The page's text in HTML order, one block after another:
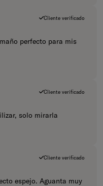
Cliente verificado
perfecto para mis
Cliente verificado
solo mirarla
Cliente verificado
espejo. Aguanta muy